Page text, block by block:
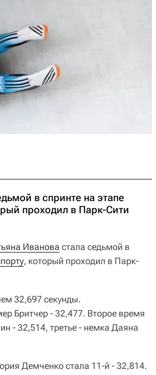
в спринте на этапе
проходил в Парк-Сити
Иванова стала седьмой в
, который проходил в Парк-
32,697 секунды.
Бритчер - 32,477. Второе время
- 32,514, третье - немка Даяна
Демченко стала 11-й - 32,814.